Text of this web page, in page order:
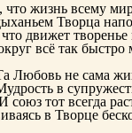
что жизнь всему
Творца
движет творенье
всё так быстро
Любовь не сама
в
союз тот всегда
в Творце